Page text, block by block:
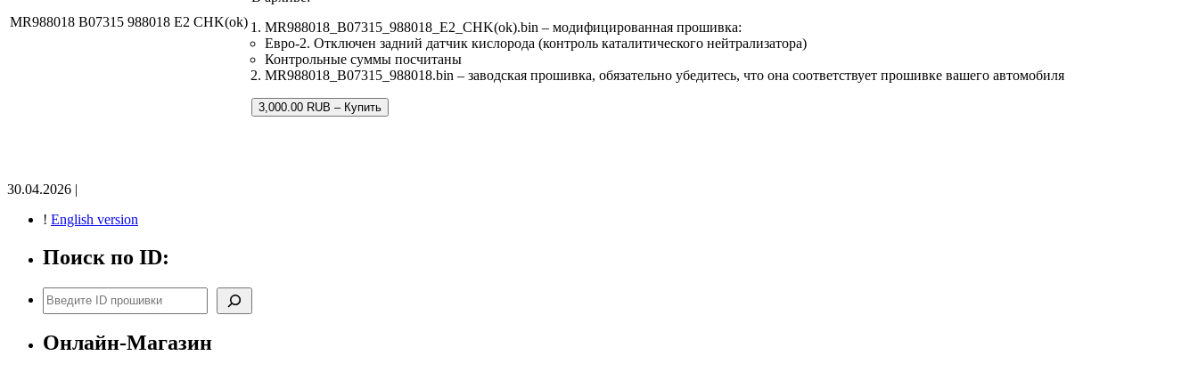
MR988018 B07315 988018 E2 CHK(ok)
MR988018_B07315_988018_E2_CHK(ok).bin – модифицированная прошивка:
Евро-2. Отключен задний датчик кислорода (контроль каталитического нейтрализатора)
Контрольные суммы посчитаны
MR988018_B07315_988018.bin – заводская прошивка, обязательно убедитесь, что она соответствует прошивке вашего автомобиля
3,000.00 RUB – Купить
30.04.2026 |
! English version
Поиск по ID:
Поиск
Онлайн-Магазин